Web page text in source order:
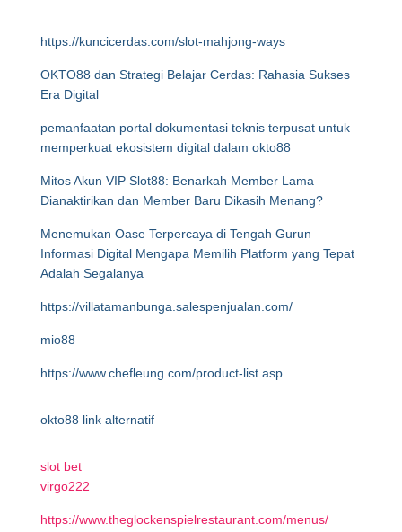
https://kuncicerdas.com/slot-mahjong-ways
OKTO88 dan Strategi Belajar Cerdas: Rahasia Sukses
Era Digital
pemanfaatan portal dokumentasi teknis terpusat untuk
memperkuat ekosistem digital dalam okto88
Mitos Akun VIP Slot88: Benarkah Member Lama
Dianaktirikan dan Member Baru Dikasih Menang?
Menemukan Oase Terpercaya di Tengah Gurun
Informasi Digital Mengapa Memilih Platform yang Tepat
Adalah Segalanya
https://villatamanbunga.salespenjualan.com/
mio88
https://www.chefleung.com/product-list.asp
okto88 link alternatif
slot bet
virgo222
https://www.theglockenspielrestaurant.com/menus/